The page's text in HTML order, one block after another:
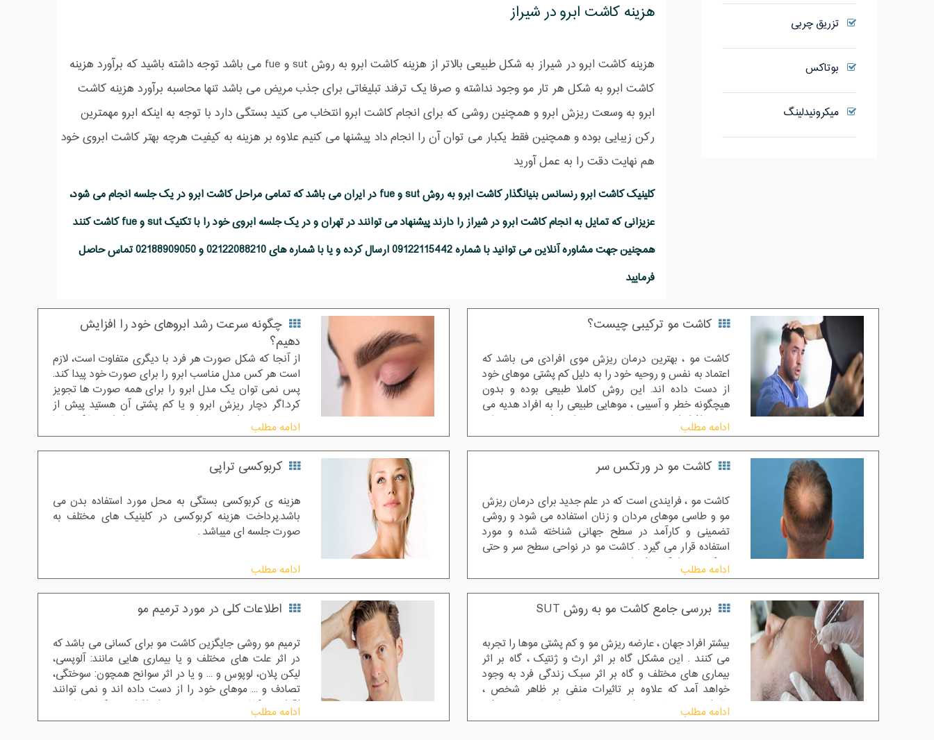
هزینه کاشت ابرو در شیراز
هزینه کاشت ابرو در شیراز به شکل طبیعی بالاتر از هزینه کاشت ابرو به روش sut و fue می باشد توجه داشته باشید که برآورد هزینه
کاشت ابرو به شکل هر تار مو وجود نداشته و صرفا یک ترفند تبلیغاتی برای جذب مریض می باشد تنها محاسبه برآورد هزینه کاشت
ابرو به وسعت ریزش ابرو و همچنین روشی که برای انجام کاشت ابرو انتخاب می کنید بستگی دارد با توجه به اینکه ابرو مهمترین
رکن زیبایی بوده و همچنین فقط یکبار می توان آن را انجام داد پیشنها می کنیم علاوه بر هزینه به کیفیت هرچه بهتر کاشت ابروی خود
هم نهایت دقت را به عمل آورید
کلینیک کاشت ابرو رنسانس بنیانگذار کاشت ابرو به روش sut و fue در ایران می باشد که تمامی مراحل کاشت ابرو در یک جلسه انجام می شود،
عزیزانی که تمایل به انجام کاشت ابرو در شیراز را دارند پیشنهاد می توانند در تهران و در یک جلسه ابروی خود را با تکنیک sut و fue کاشت کنند
همچنین جهت مشاوره آنلاین می توانید با شماره 09122115442 ارسال کرده و یا با شماره های 02122088210 و 02188909050 تماس حاصل
فرمایید
تزریق چربی
بوتاکس
میکرونیدلینگ
کاشت مو ترکیبی چیست؟
کاشت مو ، بهترین درمان ریزش موی افرادی می باشد که
اعتماد به نفس و روحیه خود را به دلیل کم پشتی موهای خود
از دست داده اند. این روش کاملا طبیعی بوده و بدون
هیچگونه خطر و آسیبی ، موهایی طبیعی را به افراد هدیه می
دهد و افراد از رشد موهای خود می توانند لذت ببرند . به طور
کلی روند درمانی کاشت مو بدین شکل است که موهای
پشت سر و یا پشت گوش افراد را برداشت نموده و سپس
فولیکول های آن ها را جدا کرده و بر قسمت های خالی از
طریق بی حسی موضعی اعمال می شود.
ادامه مطلب
چگونه سرعت رشد ابروهای خود را افزایش
دهیم؟
از آنجا که شکل صورت هر فرد با دیگری متفاوت است، لازم
است هر کس مدل مناسب ابرو را برای صورت خود پیدا کند.
پس نمی توان یک مدل ابرو را برای همه صورت‌ ها تجویز
کرد.اگر دچار ریزش ابرو و یا کم پشتی آن هستید پیش از
ریزش شدید و از دست دادن بخش زیادی از ابرو ها که نهایتا
تنها با کاشت ابرو قابل درمان است ، می توانید با برخی از
روش ها اقدام به افزایش سرعت رشد ابروهای خود نمایید.
ادامه مطلب
کاشت مو در ورتکس سر
کاشت مو ، فرایندی است که در علم جدید برای درمان ریزش
مو و طاسی موهای مردان و زنان استفاده می شود و روشی
تضمینی و کارآمد در سطح جهانی شناخته شده و مورد
استفاده قرار می گیرد . کاشت مو در نواحی سطح سر و حتی
ورتکس سر امکان پذیر است .
ادامه مطلب
کربوکسی تراپی
هزینه ی کربوکسی بستگی به محل مورد استفاده بدن می
باشد.پرداخت هزینه کربوکسی در کلینیک های مختلف به
صورت جلسه ای میباشد .
ادامه مطلب
بررسی جامع کاشت مو به روش SUT
بیشتر افراد جهان ، عارضه ریزش مو و کم پشتی موها را تجربه
می کنند . این مشکل گاه بر اثر ارث و ژنتیک ، گاه بر اثر
بیماری های مختلف و گاه بر اثر سبک زندگی فرد به وجود
خواهد آمد که علاوه بر تاثیرات منفی بر ظاهر شخص ،
تاثیرات منفی بیشتری را بر روی روحیه و اعتماد به نفس فرد
قرار می دهد .نکته ایی که وجود دارد این است که کاشت مو
ادامه مطلب
اطلاعات کلی در مورد ترمیم مو
ترمیم مو روشی جایگزین کاشت مو برای کسانی می باشد که
در اثر علت های مختلف و یا بیماری هایی مانند: آلوپسی،
لیکن پلان، لوپوس و ... و یا در اثر سوانح همچون: سوختگی،
تصادف و ... موهای خود را از دست داده اند و نمی توانند
اقدام به کاشت مو نمایند.برخی از افراد هم که تمایلی به
انجام کاشت مو ندارند این روش می تواند مناسب آن ها
ادامه مطلب